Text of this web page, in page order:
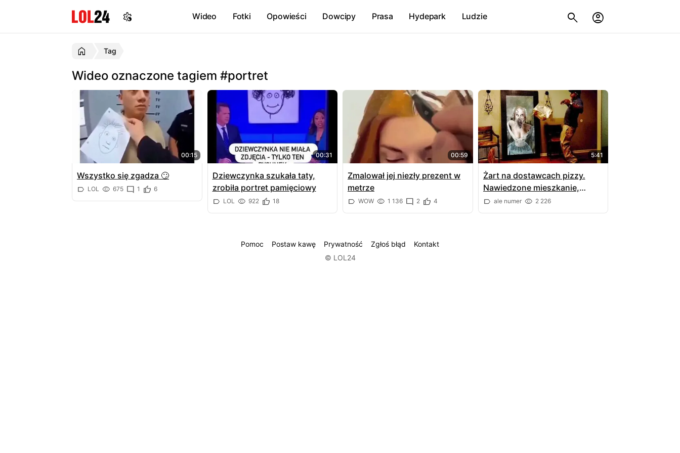
Wideo Fotki Opowieści Dowcipy Prasa Hydepark Ludzie
Tag
Wideo oznaczone tagiem #portret
00:15
Wszystko się zgadza 🙄
LOL 675 1 6
00:31
Dziewczynka szukała taty,
zrobiła portret pamięciowy
LOL 922 18
00:59
Zmalował jej niezły prezent w
metrze
WOW 1 136 2 4
5:41
Żart na dostawcach pizzy.
Nawiedzone mieszkanie,
cyfrowy portret i ruchome
przedmioty
ale numer 2 226
Pomoc Postaw kawę Prywatność Zgłoś błąd
Kontakt
© LOL24